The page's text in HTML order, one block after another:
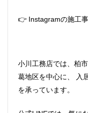
👉 Instagramの施工
小川工務店では、柏
葛地区を中心に、 入
を承っています。